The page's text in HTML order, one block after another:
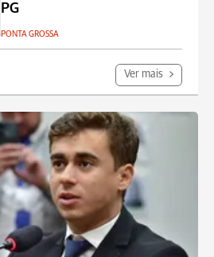
PG
PONTA GROSSA
Ver mais